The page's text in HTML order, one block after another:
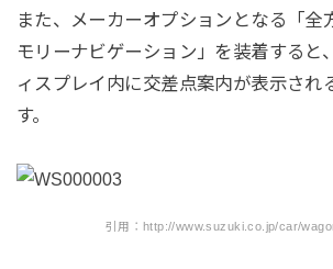
また、メーカーオプションとなる「全
モリーナビゲーション」を装着すると
ィスプレイ内に交差点案内が表示され
す。
引用：http://www.suzuki.co.jp/car/